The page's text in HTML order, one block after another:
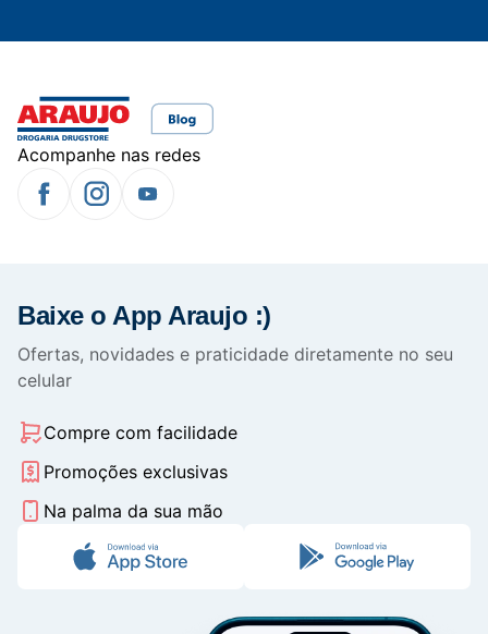
Acompanhe nas redes
Baixe o App Araujo :)
Ofertas, novidades e praticidade diretamente no seu
celular
Compre com facilidade
Promoções exclusivas
Na palma da sua mão